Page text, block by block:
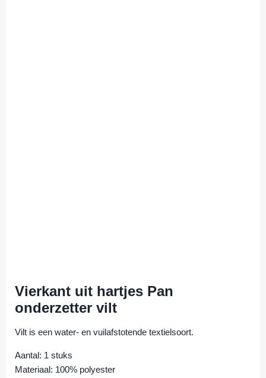
Vierkant uit hartjes Pan
onderzetter vilt
Vilt is een water- en vuilafstotende textielsoort.
Aantal: 1 stuks
Materiaal: 100% polyester